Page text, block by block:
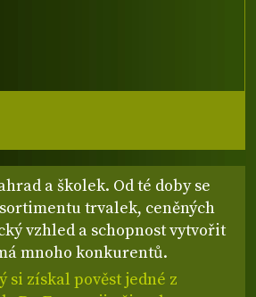
a školek. Od té doby se
trvalek, ceněných
vzhled a schopnost vytvořit
mnoho konkurentů.
si získal pověst jedné z